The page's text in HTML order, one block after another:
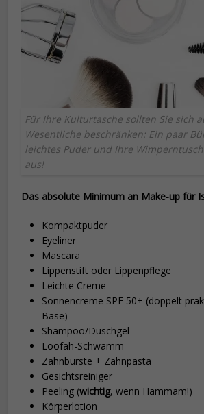
Für Ihre Kulturtasche sollten Sie sich
Wesentliche beschränken: Ein paar
leichtes Puder und Ihre
aus!
Das absolute Minimum an Make-up für
Kompaktpuder
Eyeliner
Mascara
Lippenstift oder Lippenpflege
Leichte Creme
Sonnencreme SPF 50+ (doppelt
Base)
Shampoo/Duschgel
Loofah-Schwamm
Zahnbürste + Zahnpasta
Gesichtsreiniger
Peeling (wichtig, wenn Hammam!)
Körperlotion